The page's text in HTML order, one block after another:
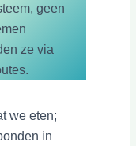
geen
ze via
we eten;
in